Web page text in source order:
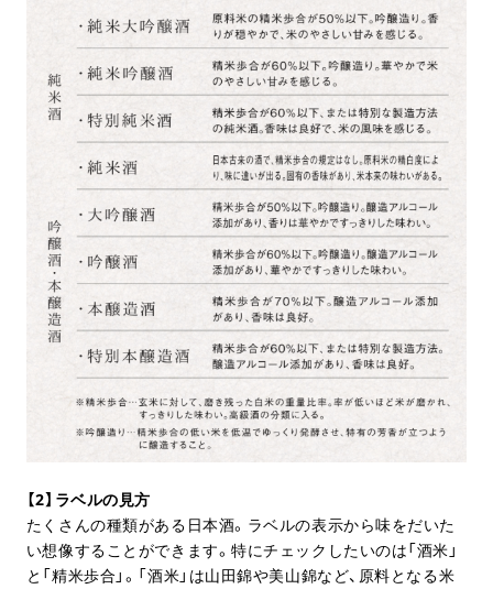
【2】ラベルの見方
たくさんの種類がある日本酒。ラベルの表示から味をだいた
い想像することができます。特にチェックしたいのは「酒米」
と「精米歩合」。「酒米」は山田錦や美山錦など、原料となる米